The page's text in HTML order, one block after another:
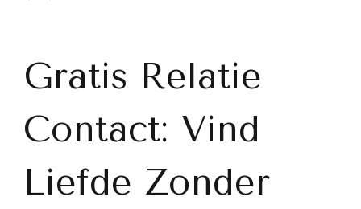
Gratis Relatie
Contact: Vind
Liefde Zonder